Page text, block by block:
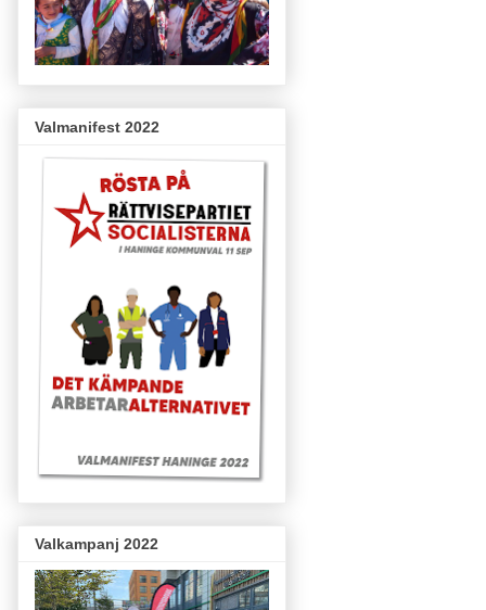
Valmanifest 2022
Valkampanj 2022